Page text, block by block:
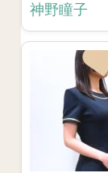
神野瞳子